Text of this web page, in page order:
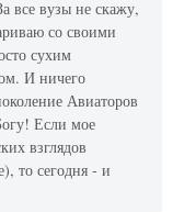
все вузы не скажу,
со своими
сухим
И ничего
Авиаторов
Если мое
взглядов
то сегодня - и